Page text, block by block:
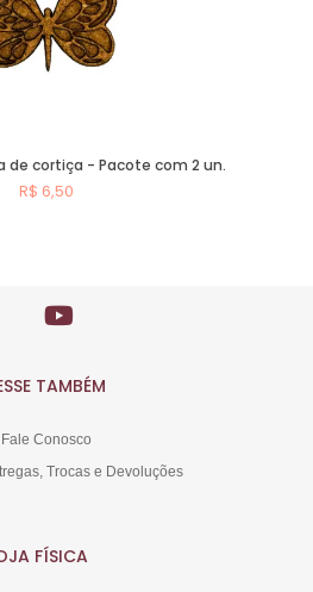
de cortiça - Pacote com 2 un.
R$ 6,50
TAMBÉM
Fale Conosco
Trocas e Devoluções
FÍSICA